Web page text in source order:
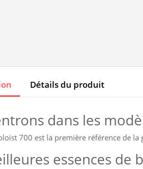
Détails du produit
dans les
700 est la première référence de
essences de